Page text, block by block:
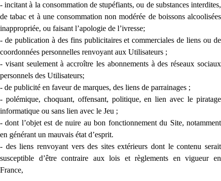
- incitant à la consommation de stupéfiants, ou de substances interdites,
de tabac et à une consommation non modérée de boissons alcoolisées
inappropriée, ou faisant l’apologie de l’ivresse;
- de publication à des fins publicitaires et commerciales de liens ou de
coordonnées personnelles renvoyant aux Utilisateurs ;
- visant seulement à accroître les abonnements à des réseaux sociaux
personnels des Utilisateurs;
- de publicité en faveur de marques, des liens de parrainages ;
- polémique, choquant, offensant, politique, en lien avec le piratage
informatique ou sans lien avec le Jeu ;
- dont l’objet est de nuire au bon fonctionnement du Site, notamment
en générant un mauvais état d’esprit.
- des liens renvoyant vers des sites extérieurs dont le contenu serait
susceptible d’être contraire aux lois et règlements en vigueur en
France,